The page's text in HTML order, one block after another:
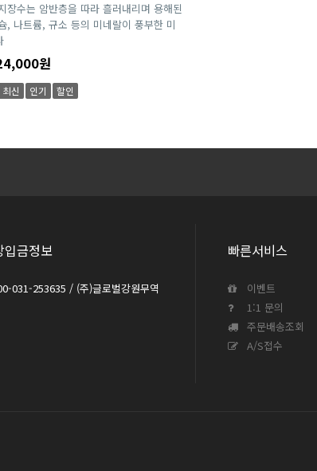
장수는 암반층을 따라 흘러내리며 용해된
, 나트륨, 규소 등의 미네랄이 풍부한 미
원
최신 인기 할인
입금정보
031-253635 / (주)글로벌강원무역
빠른서비스
이벤트
1:1 문의
주문배송조회
A/S접수